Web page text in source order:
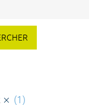
(1)